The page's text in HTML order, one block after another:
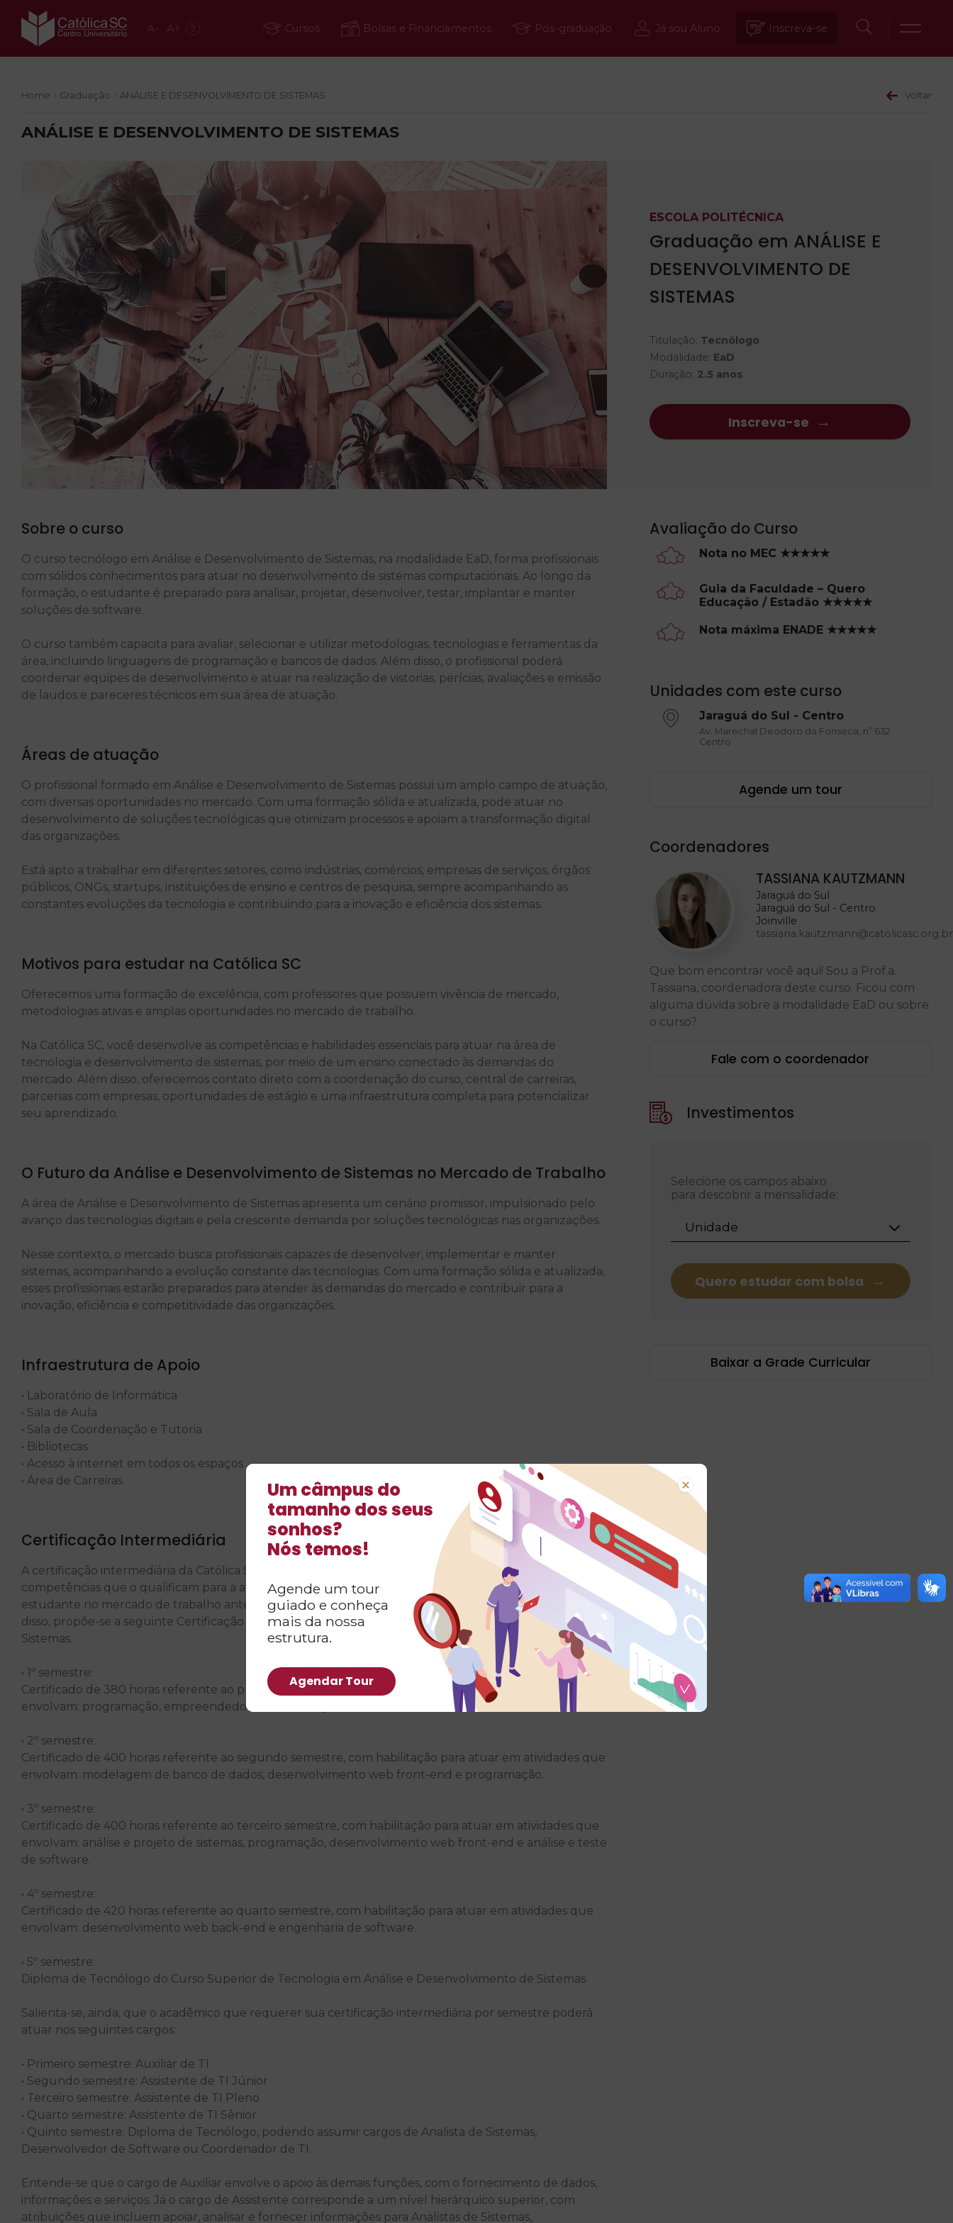
Cursos Bolsas e Financiamentos Pós-graduação Já sou Aluno Inscreva-se
Home Graduação ANÁLISE E DESENVOLVIMENTO DE SISTEMAS Voltar
ANÁLISE E DESENVOLVIMENTO DE SISTEMAS
ESCOLA POLITÉCNICA
Graduação em ANÁLISE E
DESENVOLVIMENTO DE
SISTEMAS
Titulação: Tecnólogo
Modalidade: EaD
Duração: 2.5 anos
Inscreva-se
Sobre o curso
O curso tecnólogo em Análise e Desenvolvimento de Sistemas, na modalidade EaD, forma profissionais
com sólidos conhecimentos para atuar no desenvolvimento de sistemas computacionais. Ao longo da
formação, o estudante é preparado para analisar, projetar, desenvolver, testar, implantar e manter
soluções de software.
O curso também capacita para avaliar, selecionar e utilizar metodologias, tecnologias e ferramentas da
área, incluindo linguagens de programação e bancos de dados. Além disso, o profissional poderá
coordenar equipes de desenvolvimento e atuar na realização de vistorias, perícias, avaliações e emissão
de laudos e pareceres técnicos em sua área de atuação.
Áreas de atuação
O profissional formado em Análise e Desenvolvimento de Sistemas possui um amplo campo de atuação,
com diversas oportunidades no mercado. Com uma formação sólida e atualizada, pode atuar no
desenvolvimento de soluções tecnológicas que otimizam processos e apoiam a transformação digital
das organizações.
Está apto a trabalhar em diferentes setores, como indústrias, comércios, empresas de serviços, órgãos
públicos, ONGs, startups, instituições de ensino e centros de pesquisa, sempre acompanhando as
constantes evoluções da tecnologia e contribuindo para a inovação e eficiência dos sistemas.
Motivos para estudar na Católica SC
Oferecemos uma formação de excelência, com professores que possuem vivência de mercado,
metodologias ativas e amplas oportunidades no mercado de trabalho.
Na Católica SC, você desenvolve as competências e habilidades essenciais para atuar na área de
tecnologia e desenvolvimento de sistemas, por meio de um ensino conectado às demandas do
mercado. Além disso, oferecemos contato direto com a coordenação do curso, central de carreiras,
parcerias com empresas, oportunidades de estágio e uma infraestrutura completa para potencializar
seu aprendizado.
O Futuro da Análise e Desenvolvimento de Sistemas no Mercado de Trabalho
A área de Análise e Desenvolvimento de Sistemas apresenta um cenário promissor, impulsionado pelo
avanço das tecnologias digitais e pela crescente demanda por soluções tecnológicas nas organizações.
Nesse contexto, o mercado busca profissionais capazes de desenvolver, implementar e manter
sistemas, acompanhando a evolução constante das tecnologias. Com uma formação sólida e atualizada,
esses profissionais estarão preparados para atender às demandas do mercado e contribuir para a
inovação, eficiência e competitividade das organizações.
Infraestrutura de Apoio
• Laboratório de Informática
• Sala de Aula
• Sala de Coordenação e Tutoria
• Bibliotecas
• Acesso à internet em todos os espaços
• Área de Carreiras
Certificação Intermediária
A certificação intermediária da Católica SC atesta que o acadêmico construiu habilidades e
competências que o qualificam para a atuação profissional. Essa iniciativa pode facilitar a inserção do
estudante no mercado de trabalho antes mesmo da conclusão total do curso de tecnólogo. Diante
disso, propõe-se a seguinte Certificação Intermediária do Curso de Análise e Desenvolvimento de
Sistemas.
• 1º semestre:
Certificado de 380 horas referente ao primeiro semestre, com habilitação para atuar em atividades que
envolvam: programação, empreendedorismo e inovação.
• 2º semestre:
Certificado de 400 horas referente ao segundo semestre, com habilitação para atuar em atividades que
envolvam: modelagem de banco de dados, desenvolvimento web front-end e programação.
• 3º semestre:
Certificado de 400 horas referente ao terceiro semestre, com habilitação para atuar em atividades que
envolvam: análise e projeto de sistemas, programação, desenvolvimento web front-end e análise e teste
de software.
• 4º semestre:
Certificado de 420 horas referente ao quarto semestre, com habilitação para atuar em atividades que
envolvam: desenvolvimento web back-end e engenharia de software.
• 5º semestre:
Diploma de Tecnólogo do Curso Superior de Tecnologia em Análise e Desenvolvimento de Sistemas.
Salienta-se, ainda, que o acadêmico que requerer sua certificação intermediária por semestre poderá
atuar nos seguintes cargos:
• Primeiro semestre: Auxiliar de TI
• Segundo semestre: Assistente de TI Júnior
• Terceiro semestre: Assistente de TI Pleno
• Quarto semestre: Assistente de TI Sênior
• Quinto semestre: Diploma de Tecnólogo, podendo assumir cargos de Analista de Sistemas,
Desenvolvedor de Software ou Coordenador de TI.
Entende-se que o cargo de Auxiliar envolve o apoio às demais funções, com o fornecimento de dados,
informações e serviços. Já o cargo de Assistente corresponde a um nível hierárquico superior, com
atribuições que incluem apoiar, analisar e fornecer informações para Analistas de Sistemas,
Avaliação do Curso
Nota no MEC ★★★★★
Guia da Faculdade – Quero
Educação / Estadão ★★★★★
Nota máxima ENADE ★★★★★
Unidades com este curso
Jaraguá do Sul - Centro
Av. Marechal Deodoro da Fonseca, nº 632
Centro
Agende um tour
Coordenadores
TASSIANA KAUTZMANN
Jaraguá do Sul
Jaraguá do Sul - Centro
Joinville
tassiana.kautzmann@catolicasc.org.br
Que bom encontrar você aqui! Sou a Prof.a.
Tassiana, coordenadora deste curso. Ficou com
alguma dúvida sobre a modalidade EaD ou sobre
o curso?
Fale com o coordenador
Investimentos
Selecione os campos abaixo
para descobrir a mensalidade:
Unidade
Quero estudar com bolsa
Baixar a Grade Curricular
Um câmpus do
tamanho dos seus
sonhos?
Nós temos!
Agende um tour
guiado e conheça
mais da nossa
estrutura.
Agendar Tour